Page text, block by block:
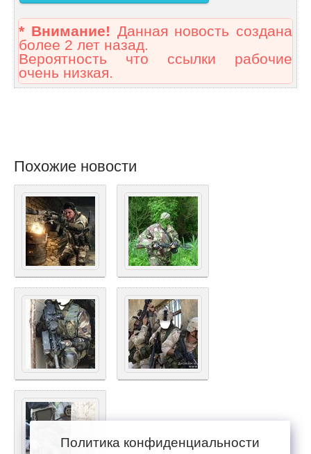
* Внимание! Данная новость создана
более 2 лет назад.
Вероятность что ссылки рабочие
очень низкая.
Похожие новости
Политика конфиденциальности